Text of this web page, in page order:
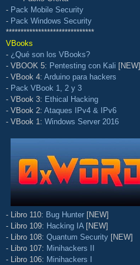
- Pack Mobile Security
- Pack Windows Security
******************************
VBooks
- ¿Qué son los VBooks?
- VBOOK 5: Pentesting con Kali [NEW]
- VBook 4: Arduino para hackers
- Pack VBook 1, 2 y 3
- VBook 3: Ethical Hacking
- VBook 2: Ataques IPv4 & IPv6
- VBook 1: Windows Server 2016
- Libro 110: Bug Hunter [NEW]
- Libro 109: Hacking IA [NEW]
- Libro 108: Quantum Security [NEW]
- Libro 107: Minihackers II
- Libro 106: Minihackers I